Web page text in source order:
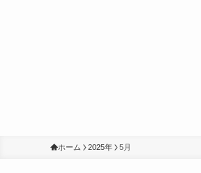
ホーム 2025年 5月